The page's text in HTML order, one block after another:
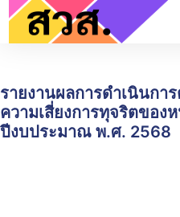
รายงานผลการดำเนินกา
ความเสี่ยงการทุจริตของ
ปีงบประมาณ พ.ศ. 2568